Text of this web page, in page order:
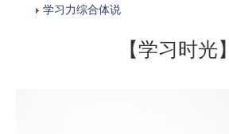
学习力综合体说
【学习时光】